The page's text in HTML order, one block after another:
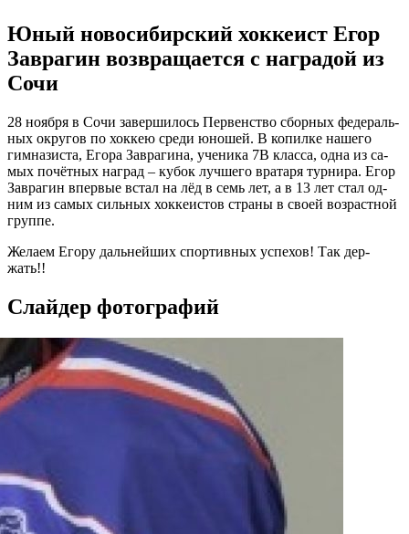
Юный новосибирский хоккеист Егор
Заврагин возвращается с наградой из
Сочи
28 но­яб­ря в Со­чи за­вер­ши­лось Пер­венс­тво сбор­ных фе­дераль­
ных ок­ру­гов по хок­кею сре­ди юно­шей. В ко­пил­ке на­шего
гим­на­зис­та, Его­ра Зав­ра­гина, уче­ника 7В клас­са, од­на из са­
мых по­чёт­ных наг­рад – ку­бок луч­ше­го вра­таря тур­ни­ра. Егор
Зав­ра­гин впер­вые встал на лёд в семь лет, а в 13 лет стал од­
ним из са­мых силь­ных хок­ке­ис­тов стра­ны в сво­ей воз­раст­ной
груп­пе.
Же­ла­ем Его­ру даль­ней­ших спор­тивных ус­пе­хов! Так дер­
жать!!
Слайдер фотографий